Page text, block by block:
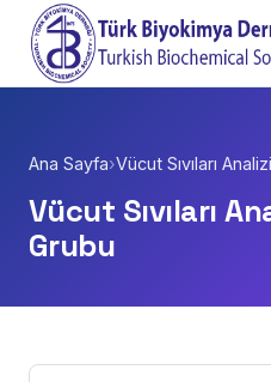
Ana Sayfa›Vücut Sıvıları
Vücut Sıvıları
Grubu